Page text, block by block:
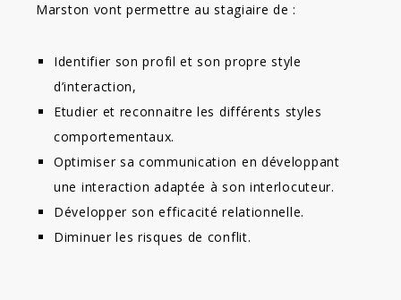
Marston vont permettre au stagiaire de :
Identifier son profil et son propre style
d’interaction,
Etudier et reconnaitre les différents styles
comportementaux.
Optimiser sa communication en développant
une interaction adaptée à son interlocuteur.
Développer son efficacité relationnelle.
Diminuer les risques de conflit.